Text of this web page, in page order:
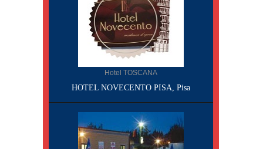
Hotel TOSCANA
HOTEL NOVECENTO PISA, Pisa